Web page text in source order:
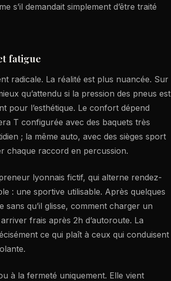
demandait simplement d’être traité
fatigue
radicale. La réalité est plus nuancée. Sur
qu’attendu si la pression des pneus est
pour l’esthétique. Le confort dépend
T configurée avec des baquets très
; la même auto, avec des sièges sport
chaque raccord en percussion.
lyonnais fictif, qui alterne rendez-
: une sportive utilisable. Après quelques
qu’il glisse, comment charger un
frais après 2h d’autoroute. La
ce qui plaît à ceux qui conduisent
à la fermeté uniquement. Elle vient